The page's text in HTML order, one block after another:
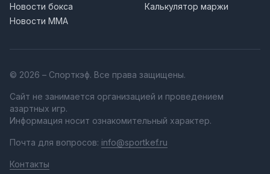
Новости бокса
Новости MMA
Калькулятор маржи
© 2026 – Спорткэф. Все права защищены.
Сайт не занимается организацией и проведением
азартных игр.
Информация носит ознакомительный характер.
Почта для вопросов: info@sportkef.ru
Контакты